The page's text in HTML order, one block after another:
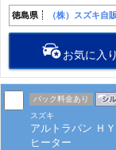
徳島県 （株）スズキ
お気に入
パック料金あり
スズキ
アルトラパン Ｈ
ヒーター